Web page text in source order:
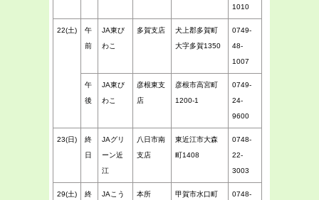
1010
22(土)
午
前
JA東び
わこ
多賀支店
犬上郡多賀町
大字多賀1350
0749-
48-
1007
午
後
JA東び
わこ
彦根東支
店
彦根市高宮町
1200-1
0749-
24-
9600
23(日)
終
日
JAグリ
ーン近
江
八日市南
支店
東近江市大森
町1408
0748-
22-
3003
29(土)
終
JAこう
本所
甲賀市水口町
0748-